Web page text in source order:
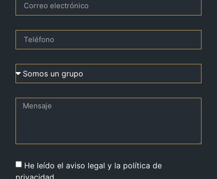
He leído el aviso legal y la política de
privacidad